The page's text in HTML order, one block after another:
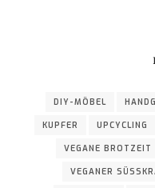
DIY-MÖBEL
KUPFER UPCYCLING
VEGANE BROTZEIT
VEGANER